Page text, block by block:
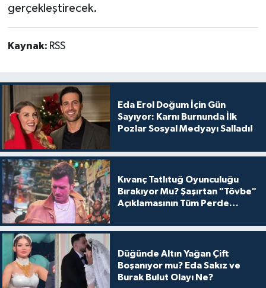
gerçekleştirecek.
Kaynak: RSS
Eda Erol Doğum İçin Gün
Sayıyor: Karnı Burnunda İlk
Pozlar Sosyal Medyayı Salladı!
Kıvanç Tatlıtuğ Oyunculuğu
Bırakıyor Mu? Şaşırtan "Tövbe"
Açıklamasının Tüm Perde
Düğünde Altın Yağan Çift
Boşanıyor mu? Eda Sakız ve
Burak Bulut Olayı Ne?